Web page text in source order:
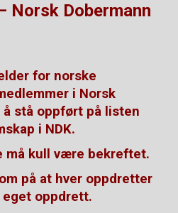
Norsk Dobermann
for norske
i Norsk
å stå oppført på listen
i NDK.
må kull være bekreftet.
på at hver oppdretter
oppdrett.